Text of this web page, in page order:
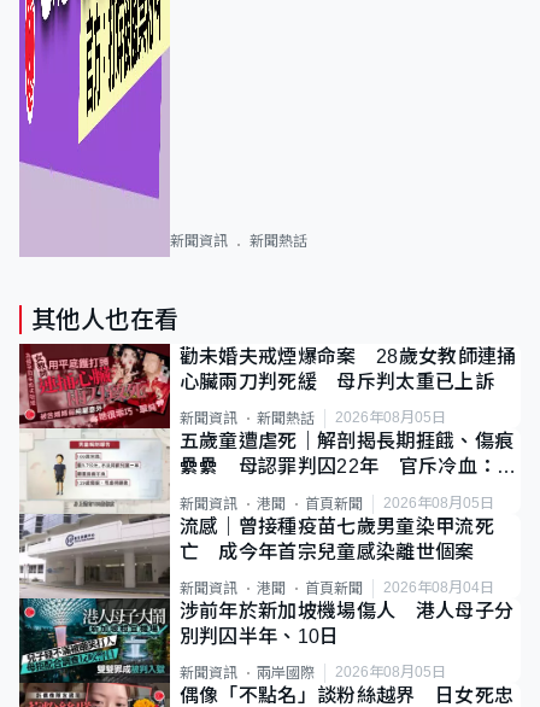
新聞資訊 新聞熱話
其他人也在看
勸未婚夫戒煙爆命案 28歲女教師連捅
心臟兩刀判死緩 母斥判太重已上訴
新聞資訊 新聞熱話 2026年08月05日
五歲童遭虐死｜解剖揭長期捱餓、傷痕
纍纍 母認罪判囚22年 官斥冷血：同
類案最惡劣
新聞資訊 港聞 首頁新聞 2026年08月05日
流感｜曾接種疫苗七歲男童染甲流死
亡 成今年首宗兒童感染離世個案
新聞資訊 港聞 首頁新聞 2026年08月04日
涉前年於新加坡機場傷人 港人母子分
別判囚半年、10日
新聞資訊 兩岸國際 2026年08月05日
偶像「不點名」談粉絲越界 日女死忠